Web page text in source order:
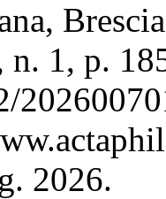
n. 1, p.
2026.